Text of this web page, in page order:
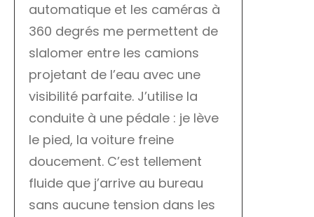
automatique et les caméras à
360 degrés me permettent de
slalomer entre les camions
projetant de l’eau avec une
visibilité parfaite. J’utilise la
conduite à une pédale : je lève
le pied, la voiture freine
doucement. C’est tellement
fluide que j’arrive au bureau
sans aucune tension dans les